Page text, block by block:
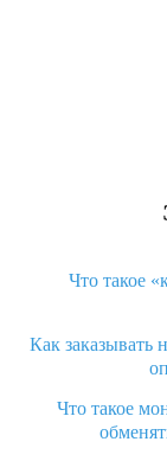
Что такое
Как заказывать
Что такое